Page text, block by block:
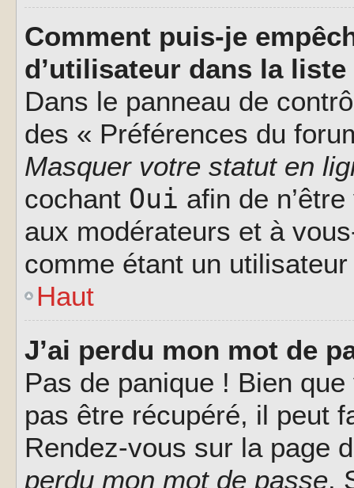
Comment puis-je
d’utilisateur dans la
Dans le panneau de
des « Préférences du
Masquer votre statut en
cochant Oui afin de
aux modérateurs et à
comme étant un
Haut
J’ai perdu mon mot de
Pas de panique ! Bien
pas être récupéré, il peut
Rendez-vous sur la page
perdu mon mot de passe.